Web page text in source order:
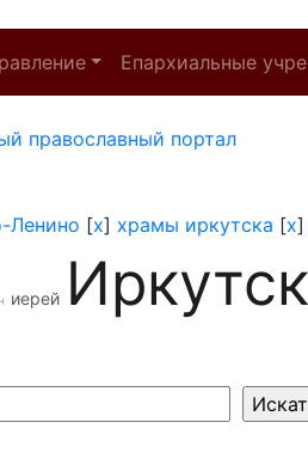
Епархиальные
православный портал
Ленино [x] храмы иркутска [x]
иерей Иркутск